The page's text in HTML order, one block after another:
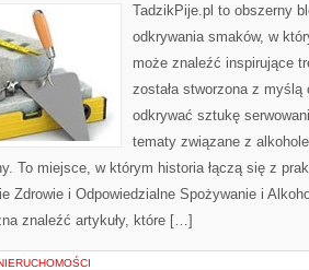
TadzikPije.pl to obszerny
odkrywania smaków, w
może znaleźć inspirujące
została stworzona z
odkrywać sztukę
tematy związane z
To miejsce, w którym historia łączą się z
Zdrowie i Odpowiedzialne Spożywanie i
znaleźć artykuły, które […]